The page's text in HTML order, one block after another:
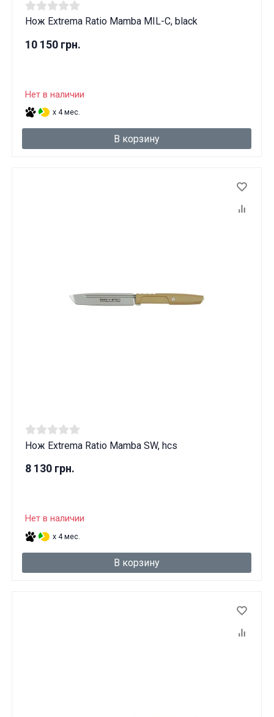
Нож Extrema Ratio Mamba MIL-C, black
10 150 грн.
Нет в наличии
x 4 мес.
В корзину
Нож Extrema Ratio Mamba SW, hcs
8 130 грн.
Нет в наличии
x 4 мес.
В корзину